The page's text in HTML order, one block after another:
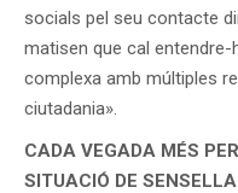
socials pel seu contacte
matisen que cal
complexa amb múltiples
ciutadania».
CADA VEGADA MÉS
SITUACIÓ DE